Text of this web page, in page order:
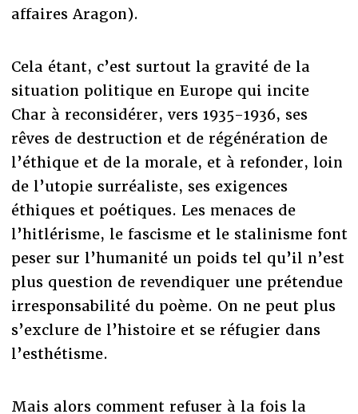
affaires Aragon).
Cela étant, c’est surtout la gravité de la
situation politique en Europe qui incite
Char à reconsidérer, vers 1935-1936, ses
rêves de destruction et de régénération de
l’éthique et de la morale, et à refonder, loin
de l’utopie surréaliste, ses exigences
éthiques et poétiques. Les menaces de
l’hitlérisme, le fascisme et le stalinisme font
peser sur l’humanité un poids tel qu’il n’est
plus question de revendiquer une prétendue
irresponsabilité du poème. On ne peut plus
s’exclure de l’histoire et se réfugier dans
l’esthétisme.
Mais alors comment refuser à la fois la